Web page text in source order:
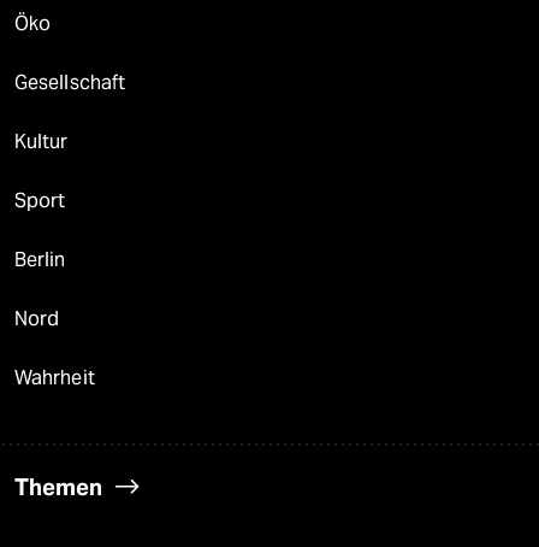
Öko
Gesellschaft
Kultur
Sport
Berlin
Nord
Wahrheit
Themen